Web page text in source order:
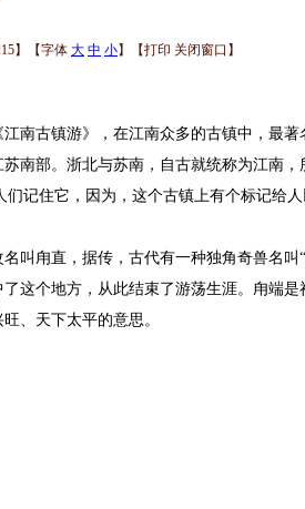
】【字体 大 中 小】【打印 关闭窗口 】
南古镇游》，在江南众多的古镇中，最著
南部。浙北与苏南，自古就统称为江南，
记住它，因为，这个古镇上有个标记给
甪直，据传，古代有一种独角奇兽名叫“
这个地方，从此结束了游荡生涯。甪端是
、天下太平的意思。